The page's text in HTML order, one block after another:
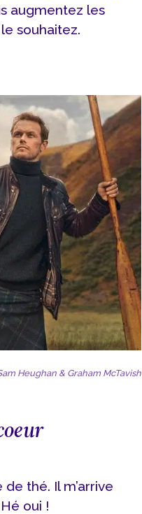
augmentez les
souhaitez.
Heughan & Graham McTavish
thé. Il m’arrive
oui !